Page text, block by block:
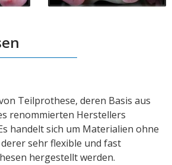
Teilprothese, deren Basis aus
renommierten Herstellers
handelt sich um Materialien ohne
sehr flexible und fast
hergestellt werden.